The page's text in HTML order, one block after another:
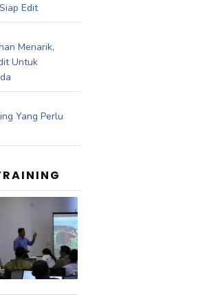
Edit
Menarik,
Untuk
Yang Perlu